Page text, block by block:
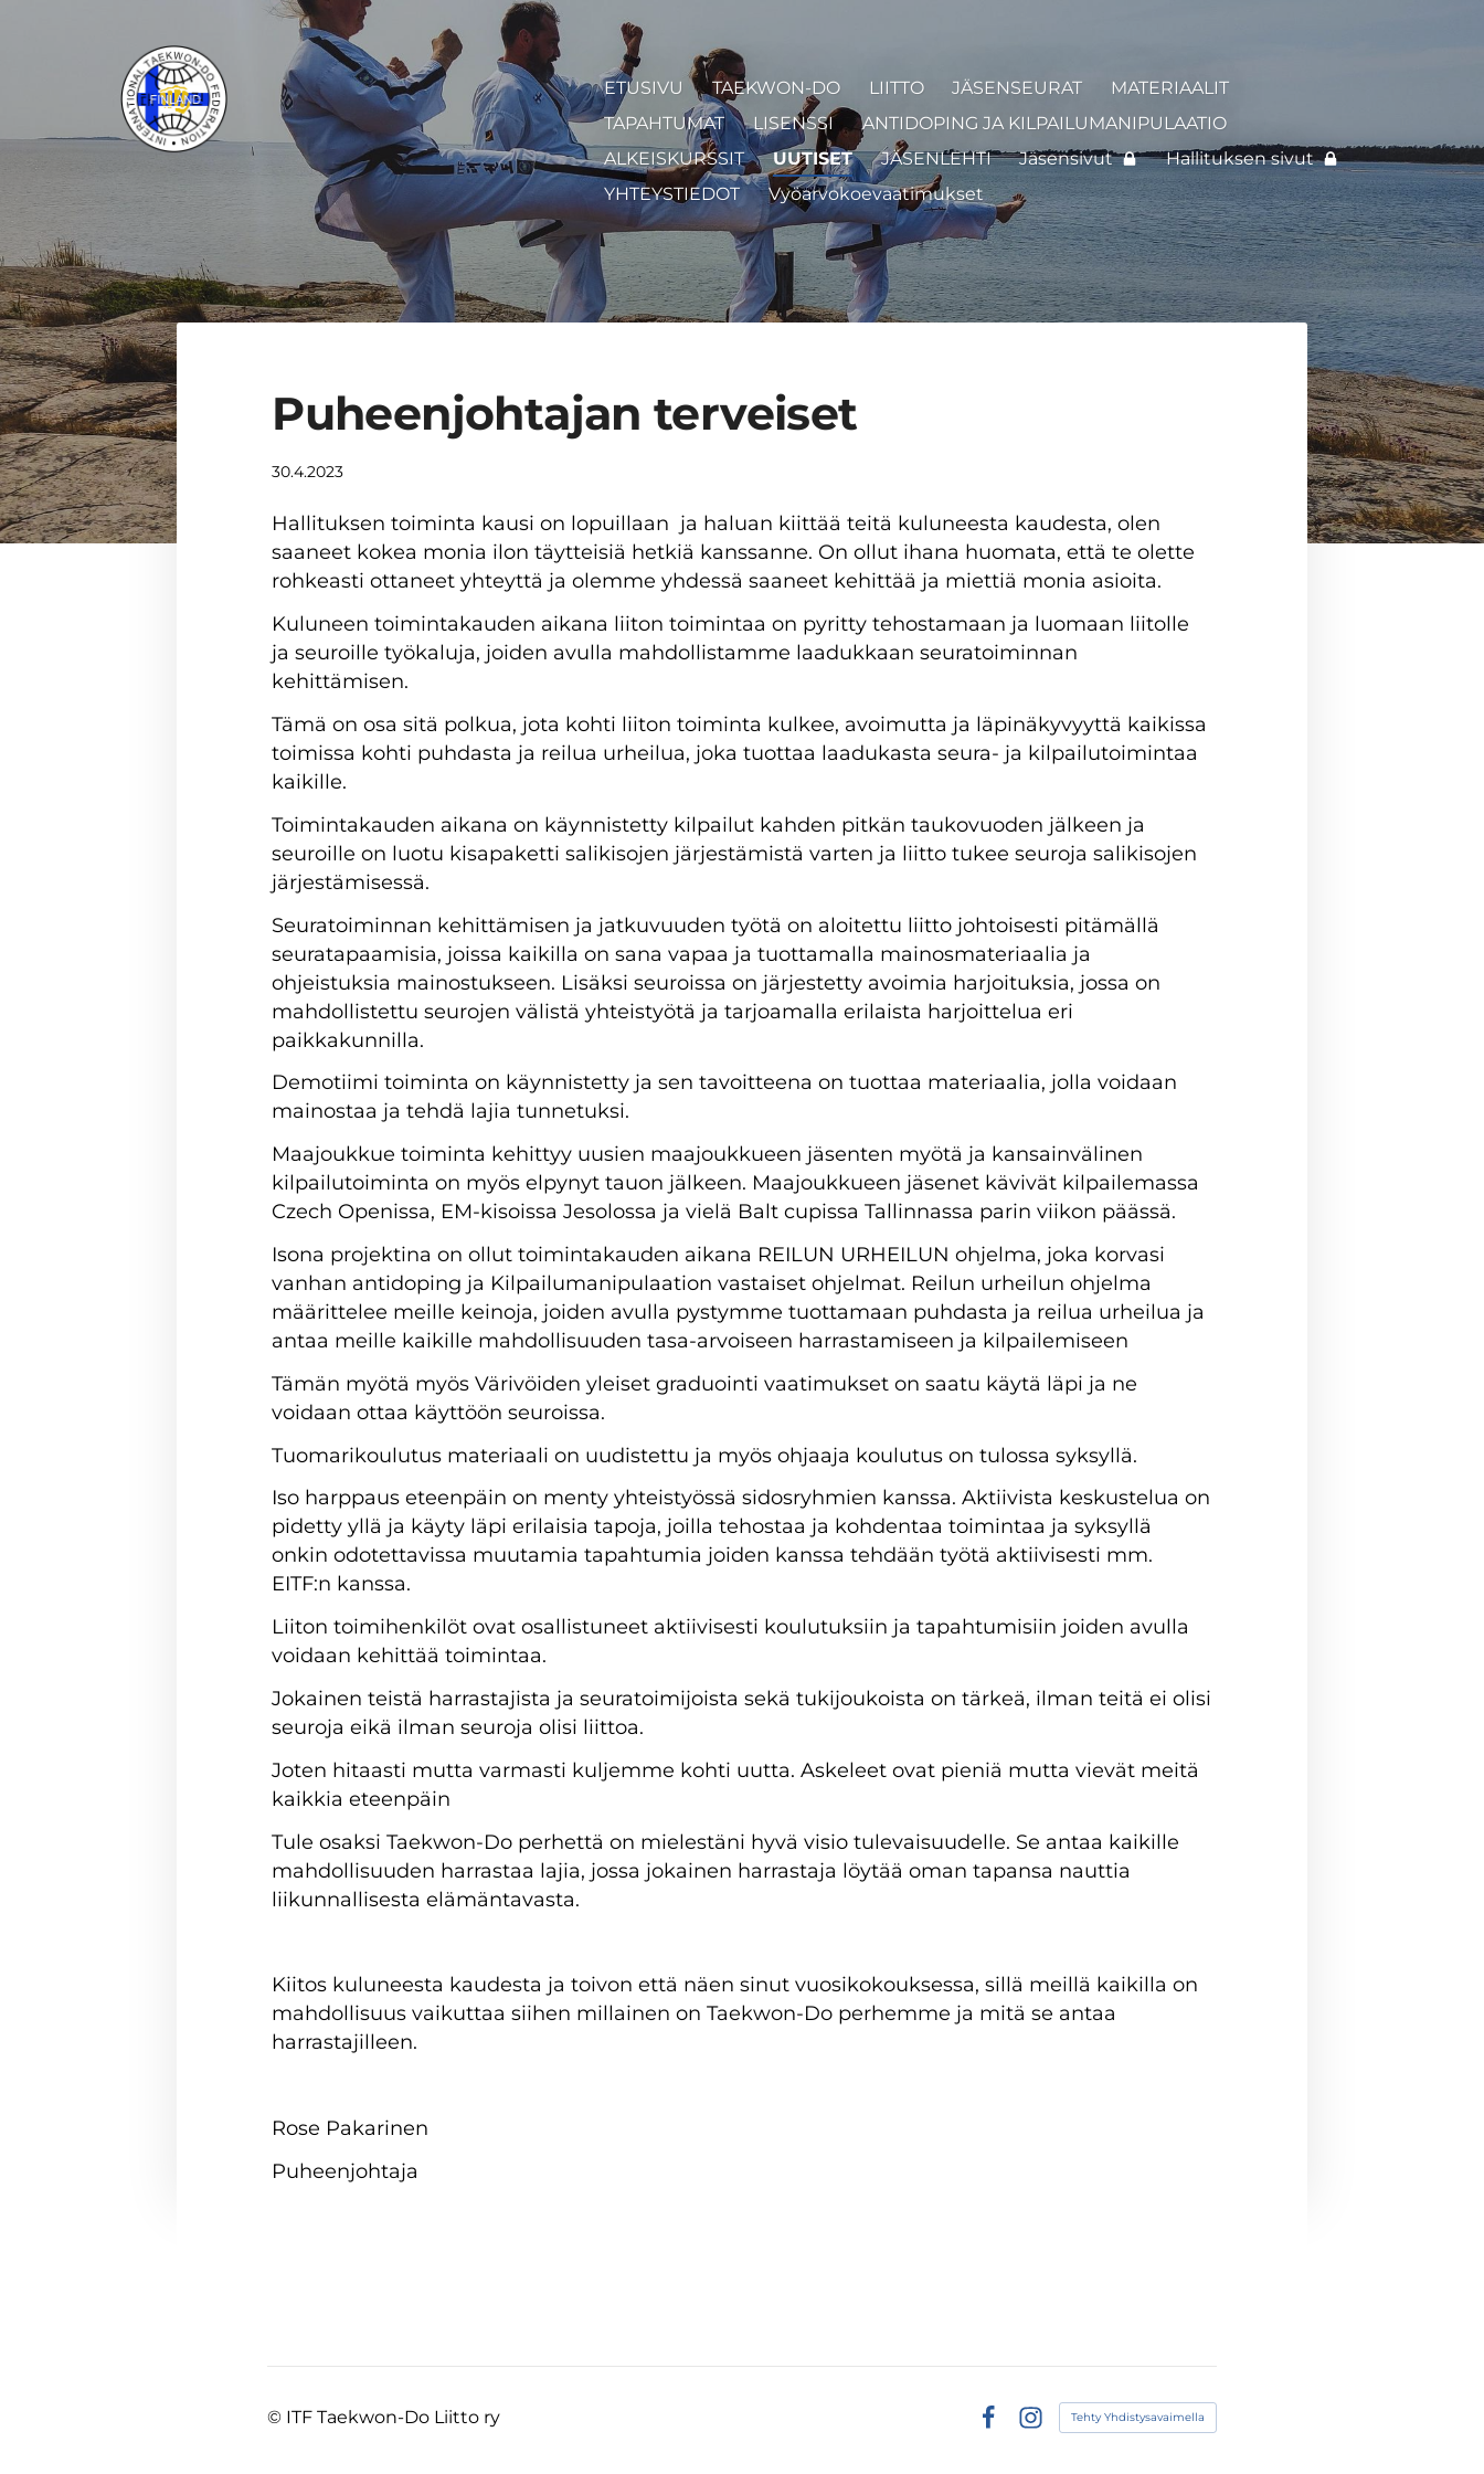
ITF Taekwon-do Liitto ry
ETUSIVU TAEKWON-DO LIITTO JÄSENSEURAT
MATERIAALIT
TAPAHTUMAT
LISENSSI
ANTIDOPING JA KILPAILUMANIPULAATIO
ALKEISKURSSIT
UUTISET JÄSENLEHTI Jäsensivut
Hallituksen sivut
YHTEYSTIEDOT
Vyöarvokoevaatimukset
Puheenjohtajan terveiset
30.4.2023
Hallituksen toiminta kausi on lopuillaan ja haluan kiittää teitä kuluneesta kaudesta, olen
saaneet kokea monia ilon täytteisiä hetkiä kanssanne. On ollut ihana huomata, että te olette
rohkeasti ottaneet yhteyttä ja olemme yhdessä saaneet kehittää ja miettiä monia asioita.
Kuluneen toimintakauden aikana liiton toimintaa on pyritty tehostamaan ja luomaan liitolle
ja seuroille työkaluja, joiden avulla mahdollistamme laadukkaan seuratoiminnan
kehittämisen.
Tämä on osa sitä polkua, jota kohti liiton toiminta kulkee, avoimutta ja läpinäkyvyyttä kaikissa
toimissa kohti puhdasta ja reilua urheilua, joka tuottaa laadukasta seura- ja kilpailutoimintaa
kaikille.
Toimintakauden aikana on käynnistetty kilpailut kahden pitkän taukovuoden jälkeen ja
seuroille on luotu kisapaketti salikisojen järjestämistä varten ja liitto tukee seuroja salikisojen
järjestämisessä.
Seuratoiminnan kehittämisen ja jatkuvuuden työtä on aloitettu liitto johtoisesti pitämällä
seuratapaamisia, joissa kaikilla on sana vapaa ja tuottamalla mainosmateriaalia ja
ohjeistuksia mainostukseen. Lisäksi seuroissa on järjestetty avoimia harjoituksia, jossa on
mahdollistettu seurojen välistä yhteistyötä ja tarjoamalla erilaista harjoittelua eri
paikkakunnilla.
Demotiimi toiminta on käynnistetty ja sen tavoitteena on tuottaa materiaalia, jolla voidaan
mainostaa ja tehdä lajia tunnetuksi.
Maajoukkue toiminta kehittyy uusien maajoukkueen jäsenten myötä ja kansainvälinen
kilpailutoiminta on myös elpynyt tauon jälkeen. Maajoukkueen jäsenet kävivät kilpailemassa
Czech Openissa, EM-kisoissa Jesolossa ja vielä Balt cupissa Tallinnassa parin viikon päässä.
Isona projektina on ollut toimintakauden aikana REILUN URHEILUN ohjelma, joka korvasi
vanhan antidoping ja Kilpailumanipulaation vastaiset ohjelmat. Reilun urheilun ohjelma
määrittelee meille keinoja, joiden avulla pystymme tuottamaan puhdasta ja reilua urheilua ja
antaa meille kaikille mahdollisuuden tasa-arvoiseen harrastamiseen ja kilpailemiseen
Tämän myötä myös Värivöiden yleiset graduointi vaatimukset on saatu käytä läpi ja ne
voidaan ottaa käyttöön seuroissa.
Tuomarikoulutus materiaali on uudistettu ja myös ohjaaja koulutus on tulossa syksyllä.
Iso harppaus eteenpäin on menty yhteistyössä sidosryhmien kanssa. Aktiivista keskustelua on
pidetty yllä ja käyty läpi erilaisia tapoja, joilla tehostaa ja kohdentaa toimintaa ja syksyllä
onkin odotettavissa muutamia tapahtumia joiden kanssa tehdään työtä aktiivisesti mm.
EITF:n kanssa.
Liiton toimihenkilöt ovat osallistuneet aktiivisesti koulutuksiin ja tapahtumisiin joiden avulla
voidaan kehittää toimintaa.
Jokainen teistä harrastajista ja seuratoimijoista sekä tukijoukoista on tärkeä, ilman teitä ei olisi
seuroja eikä ilman seuroja olisi liittoa.
Joten hitaasti mutta varmasti kuljemme kohti uutta. Askeleet ovat pieniä mutta vievät meitä
kaikkia eteenpäin
Tule osaksi Taekwon-Do perhettä on mielestäni hyvä visio tulevaisuudelle. Se antaa kaikille
mahdollisuuden harrastaa lajia, jossa jokainen harrastaja löytää oman tapansa nauttia
liikunnallisesta elämäntavasta.
Kiitos kuluneesta kaudesta ja toivon että näen sinut vuosikokouksessa, sillä meillä kaikilla on
mahdollisuus vaikuttaa siihen millainen on Taekwon-Do perhemme ja mitä se antaa
harrastajilleen.
Rose Pakarinen
Puheenjohtaja
© ITF Taekwon-Do Liitto ry
FacebookInstagram
Tehty Yhdistysavaimella